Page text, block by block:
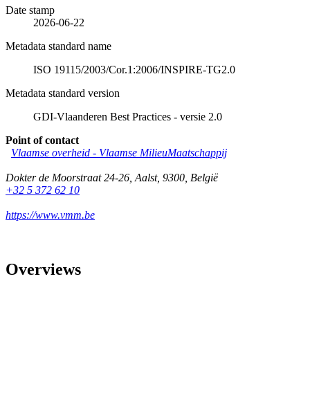
Date stamp
2026-06-22
Metadata standard name
ISO 19115/2003/Cor.1:2006/INSPIRE-TG2.0
Metadata standard version
GDI-Vlaanderen Best Practices - versie 2.0
Point of contact
Vlaamse overheid - Vlaamse MilieuMaatschappij
Dokter de Moorstraat 24-26 Aalst, 9300 België
+32 5 372 62 10
https://www.vmm.be
Overviews